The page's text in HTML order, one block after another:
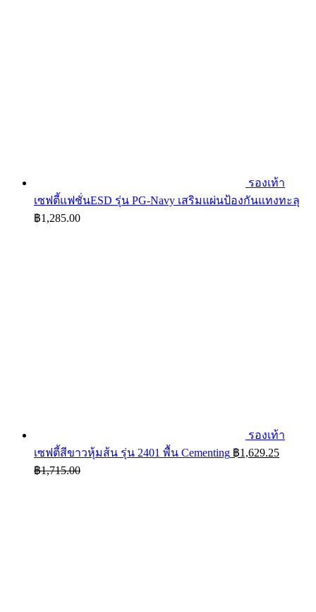
รองเท้า
เซฟตี้แฟชั่นESD รุ่น PG-Navy เสริมแผ่นป้องกันแทงทะลุ
฿1,285.00
รองเท้า
เซฟตี้สีขาวหุ้มส้น รุ่น 2401 พื้น Cementing ฿1,629.25
฿1,715.00